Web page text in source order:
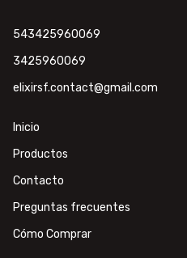
543425960069
3425960069
elixirsf.contact@gmail.com
Inicio
Productos
Contacto
Preguntas frecuentes
Cómo Comprar